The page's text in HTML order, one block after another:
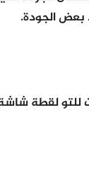
بعض الجودة.